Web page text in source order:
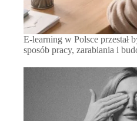
E-learning w Polsce przestał
sposób pracy, zarabiania i